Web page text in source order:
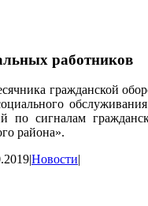
работников
гражданской
по сигналам
района».
|Новости|